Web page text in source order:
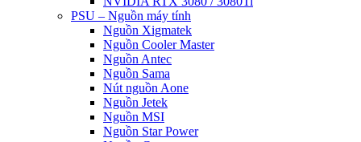
PSU – Nguồn máy tính
Nguồn Xigmatek
Nguồn Cooler Master
Nguồn Antec
Nguồn Sama
Nút nguồn Aone
Nguồn Jetek
Nguồn MSI
Nguồn Star Power